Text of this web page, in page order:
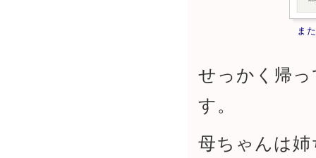
ま
せっかく帰
す。
母ちゃんは